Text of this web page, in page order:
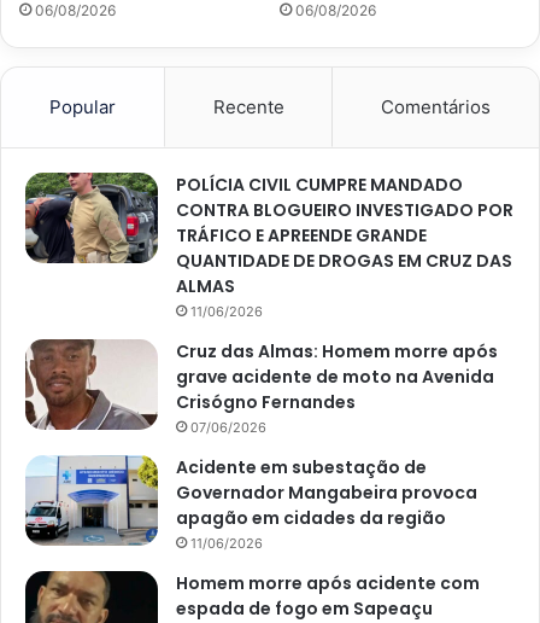
06/08/2026 06/08/2026
Popular Recente Comentários
POLÍCIA CIVIL CUMPRE MANDADO
CONTRA BLOGUEIRO INVESTIGADO POR
TRÁFICO E APREENDE GRANDE
QUANTIDADE DE DROGAS EM CRUZ DAS
ALMAS
11/06/2026
Cruz das Almas: Homem morre após
grave acidente de moto na Avenida
Crisógno Fernandes
07/06/2026
Acidente em subestação de
Governador Mangabeira provoca
apagão em cidades da região
11/06/2026
Homem morre após acidente com
espada de fogo em Sapeaçu